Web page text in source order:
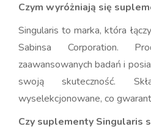
Czym wyróżniają się
Singularis to marka, która
Sabinsa Corporation.
zaawansowanych badań i
swoją skuteczność.
wyselekcjonowane, co
Czy suplementy Singularis